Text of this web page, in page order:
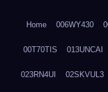
Home 006WY430
00T70TIS 013UNCAI
023RN4UI 02SKVUL3